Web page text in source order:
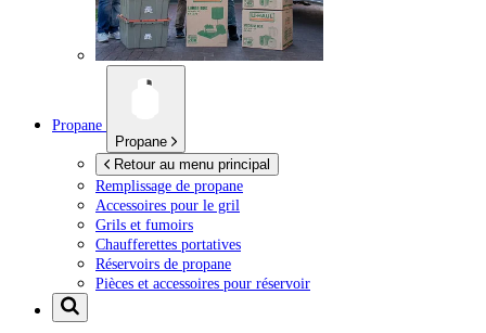
Propane
Propane
Retour au menu principal
Remplissage de propane
Accessoires pour le gril
Grils et fumoirs
Chaufferettes portatives
Réservoirs de propane
Pièces et accessoires pour réservoir